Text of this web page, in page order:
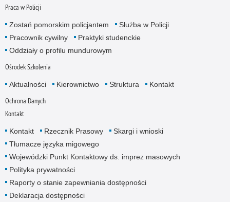
Praca w Policji
Zostań pomorskim policjantem
Służba w Policji
Pracownik cywilny
Praktyki studenckie
Oddziały o profilu mundurowym
Ośrodek Szkolenia
Aktualności Kierownictwo Struktura Kontakt
Ochrona Danych
Kontakt
Kontakt Rzecznik Prasowy
Skargi i wnioski
Tłumacze języka migowego
Wojewódzki Punkt Kontaktowy ds. imprez masowych
Polityka prywatności
Raporty o stanie zapewniania dostępności
Deklaracja dostępności